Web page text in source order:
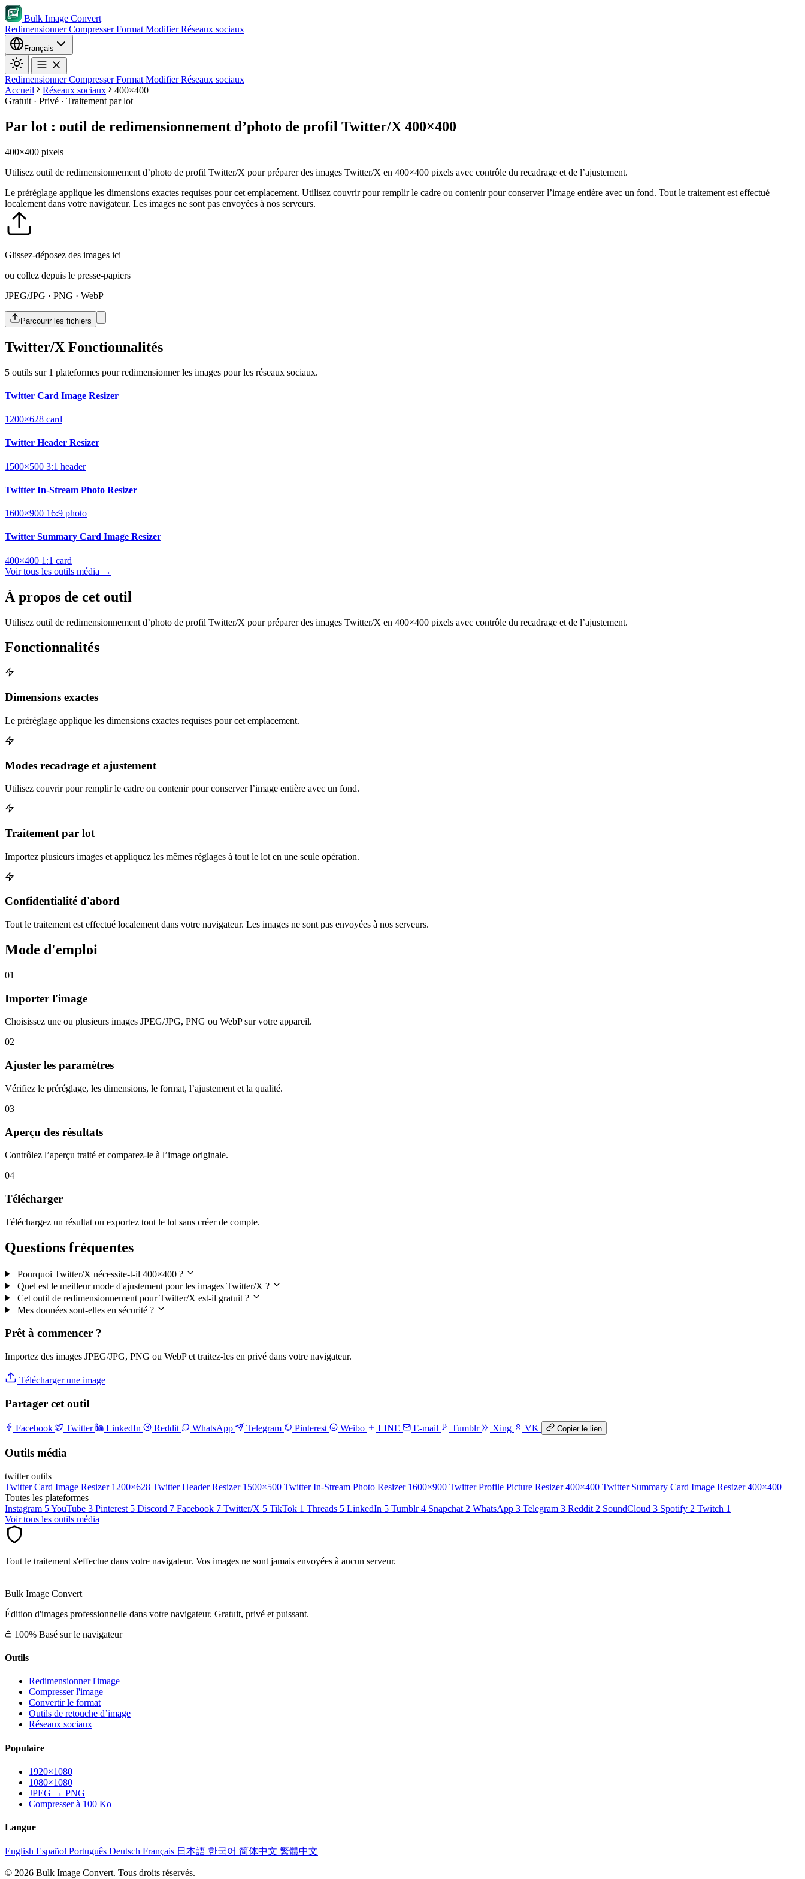
Bulk Image Convert
RedimensionnerCompresserFormat ModifierRéseaux sociaux
Français
RedimensionnerCompresserFormat ModifierRéseaux sociaux
Accueil
Réseaux sociaux
400×400
Gratuit · Privé · Traitement par lot
Par lot : outil de redimensionnement d’photo de profil Twitter/X 400×400
400×400 pixels
Utilisez outil de redimensionnement d’photo de profil Twitter/X pour préparer des images Twitter/X en 400×400 pixels avec contrôle du recadrage et de l’ajustement.
Le préréglage applique les dimensions exactes requises pour cet emplacement. Utilisez couvrir pour remplir le cadre ou contenir pour conserver l’image entière avec un fond. Tout le traitement est effectué
localement dans votre navigateur. Les images ne sont pas envoyées à nos serveurs.
Glissez-déposez des images ici
ou collez depuis le presse-papiers
JPEG/JPG · PNG · WebP
Parcourir les fichiers
Twitter/X Fonctionnalités
5 outils sur 1 plateformes pour redimensionner les images pour les réseaux sociaux.
Twitter Card Image Resizer
1200×628 card
Twitter Header Resizer
1500×500 3:1 header
Twitter In-Stream Photo Resizer
1600×900 16:9 photo
Twitter Summary Card Image Resizer
400×400 1:1 card
Voir tous les outils média →
À propos de cet outil
Utilisez outil de redimensionnement d’photo de profil Twitter/X pour préparer des images Twitter/X en 400×400 pixels avec contrôle du recadrage et de l’ajustement.
Fonctionnalités
Dimensions exactes
Le préréglage applique les dimensions exactes requises pour cet emplacement.
Modes recadrage et ajustement
Utilisez couvrir pour remplir le cadre ou contenir pour conserver l’image entière avec un fond.
Traitement par lot
Importez plusieurs images et appliquez les mêmes réglages à tout le lot en une seule opération.
Confidentialité d'abord
Tout le traitement est effectué localement dans votre navigateur. Les images ne sont pas envoyées à nos serveurs.
Mode d'emploi
01
Importer l'image
Choisissez une ou plusieurs images JPEG/JPG, PNG ou WebP sur votre appareil.
02
Ajuster les paramètres
Vérifiez le préréglage, les dimensions, le format, l’ajustement et la qualité.
03
Aperçu des résultats
Contrôlez l’aperçu traité et comparez-le à l’image originale.
04
Télécharger
Téléchargez un résultat ou exportez tout le lot sans créer de compte.
Questions fréquentes
Pourquoi Twitter/X nécessite-t-il 400×400 ?
Quel est le meilleur mode d'ajustement pour les images Twitter/X ?
Cet outil de redimensionnement pour Twitter/X est-il gratuit ?
Mes données sont-elles en sécurité ?
Prêt à commencer ?
Importez des images JPEG/JPG, PNG ou WebP et traitez-les en privé dans votre navigateur.
Télécharger une image
Partager cet outil
Facebook Twitter LinkedIn Reddit WhatsApp Telegram Pinterest Weibo LINE E-mail Tumblr Xing VK Copier le lien
Outils média
twitter outils
Twitter Card Image Resizer 1200×628 Twitter Header Resizer 1500×500 Twitter In-Stream Photo Resizer 1600×900 Twitter Profile Picture Resizer 400×400 Twitter Summary Card Image Resizer 400×400
Toutes les plateformes
Instagram 5YouTube 3 Pinterest 5 Discord 7 Facebook 7 Twitter/X 5 TikTok 1 Threads 5 LinkedIn 5 Tumblr 4 Snapchat 2 WhatsApp 3 Telegram 3 Reddit 2 SoundCloud 3 Spotify 2 Twitch 1
Voir tous les outils média
Tout le traitement s'effectue dans votre navigateur. Vos images ne sont jamais envoyées à aucun serveur.
Bulk Image Convert
Édition d'images professionnelle dans votre navigateur. Gratuit, privé et puissant.
100% Basé sur le navigateur
Outils
Redimensionner l'image
Compresser l'image
Convertir le format
Outils de retouche d’image
Réseaux sociaux
Populaire
1920×1080
1080×1080
JPEG → PNG
Compresser à 100 Ko
Langue
English Español Português Deutsch Français 日本語 한국어 简体中文 繁體中文
© 2026 Bulk Image Convert. Tous droits réservés.